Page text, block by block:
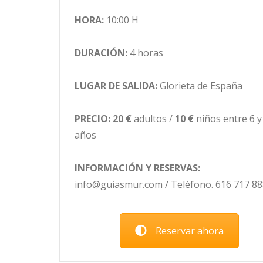
HORA: 10:00 H
DURACIÓN: 4 horas
LUGAR DE SALIDA:Glorieta de España
PRECIO: 20 €adultos / 10 € niños entre 6
años
INFORMACIÓN Y RESERVAS:
info@guiasmur.com / Teléfono. 616 717
Reservar ahora